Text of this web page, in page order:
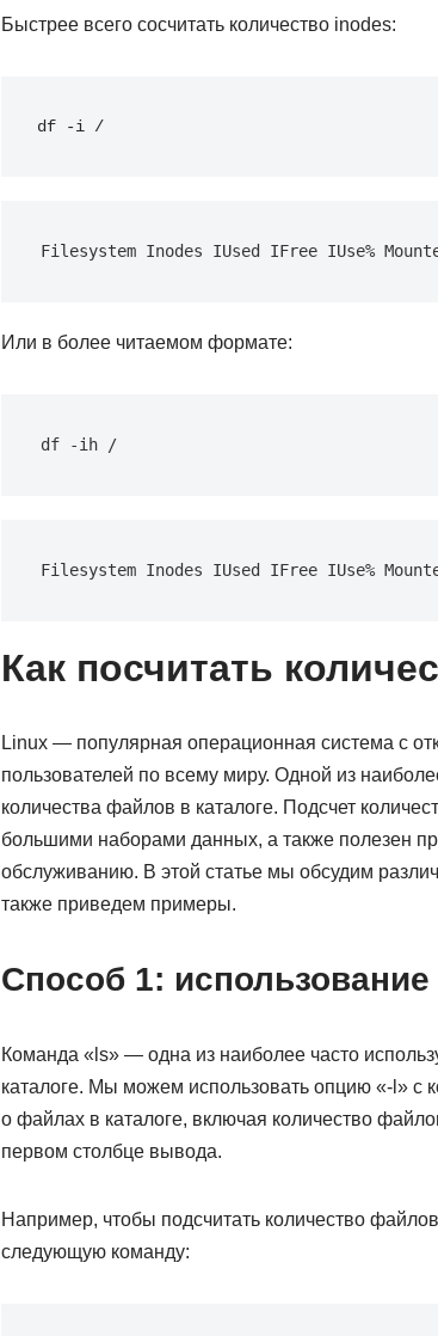
Быстрее всего сосчитать количество inodes:
df -i /
Filesystem Inodes IUsed IFree IUse%
Или в более читаемом формате:
df -ih /
Filesystem Inodes IUsed IFree IUse%
Как посчитать
Linux — популярная операционная система с
пользователей по всему миру. Одной из
количества файлов в каталоге. Подсчет
большими наборами данных, а также полезен
обслуживанию. В этой статье мы обсудим
также приведем примеры.
Способ 1:
Команда «ls» — одна из наиболее часто
каталоге. Мы можем использовать опцию «-l»
о файлах в каталоге, включая количество
первом столбце вывода.
Например, чтобы подсчитать количество
следующую команду: